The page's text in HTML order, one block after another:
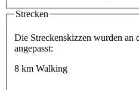
Strecken
Die Streckenskizzen wurden an
angepasst:
8 km Walking